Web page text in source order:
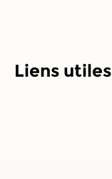
Liens utiles